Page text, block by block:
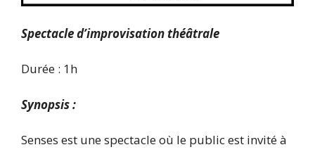
Spectacle d’improvisation théâtrale
Durée : 1h
Synopsis :
Senses est une spectacle où le public est invité à